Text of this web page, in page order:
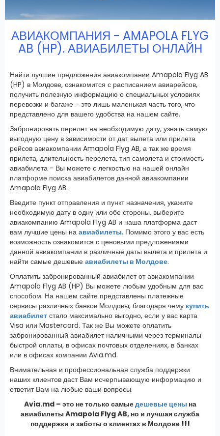
АВИАКОМПАНИЯ - AMAPOLA FLYG
AB (HP). АВИАБИЛЕТЫ ОНЛАЙН
Найти лучшие предложения авиакомпании Amapola Flyg AB
(HP) в Молдове, ознакомится с расписанием авиарейсов,
получить полезную информацию о специальных условиях
перевозки и багаже - это лишь маленькая часть того, что
представлено для вашего удобства на нашем сайте.
Забронировать перелет на необходимую дату, узнать самую
выгодную цену в зависимости от дат вылета или прилета
рейсов авиакомпании Amapola Flyg AB, а так же время
прилета, длительность перелета, тип самолета и стоимость
авиабилета - Вы можете с легкостью на нашей онлайн
платформе поиска авиабилетов данной авиакомпании
Amapola Flyg AB.
Введите пункт отправления и пункт назначения, укажите
необходимую дату в одну или обе стороны, выберите
авиакомпанию Amapola Flyg AB и наша платформа даст
вам лучшие цены на авиабилеты. Помимо этого у вас есть
возможность ознакомится с ценовыми предложениями
данной авиакомпании в различные даты вылета и прилета и
найти самые дешевые авиабилеты в Молдове.
Оплатить забронированный авиабилет от авиакомпании
Amapola Flyg AB (HP) Вы можете любым удобным для вас
способом. На нашем сайте представлены платежные
сервисы различных банков Молдовы, благодаря чему купить
авиабилет стало максимально выгодно, если у вас карта
Visa или Mastercard. Так же Вы можете оплатить
забронированный авиабилет наличными через терминалы
быстрой оплаты, в офисах почтовых отделениях, в банках
или в офисах компании Avia.md.
Внимательная и профессиональная служба поддержки
наших клиентов даст Вам исчерпывающую информацию и
ответит Вам на любые ваши вопросы.
Avia.md – это не только самыедешевые цены на
авиабилеты Amapola Flyg AB, но и лучшая служба
поддержки и заботы о клиентах в Молдове !!!